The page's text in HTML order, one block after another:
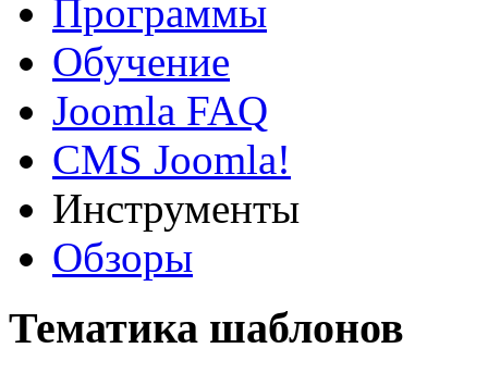
Программы
Обучение
Joomla FAQ
CMS Joomla!
Инструменты
Обзоры
Тематика шаблонов